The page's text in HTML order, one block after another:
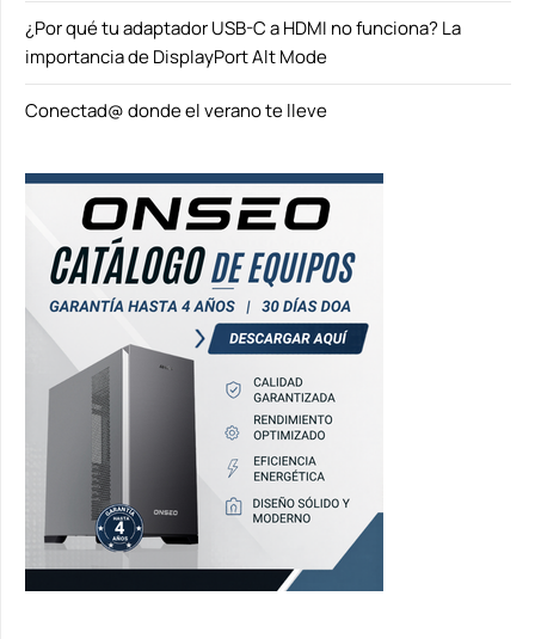
¿Por qué tu adaptador USB-C a HDMI no funciona? La
importancia de DisplayPort Alt Mode
Conectad@ donde el verano te lleve